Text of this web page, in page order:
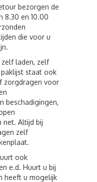
bezorgen de
8.30 en 10.00
die voor u
laden, zelf
staat ook
zorgdragen voor
beschadigingen,
net. Altijd bij
zelf
ook
e.d. Huurt u bij
heeft u mogelijk